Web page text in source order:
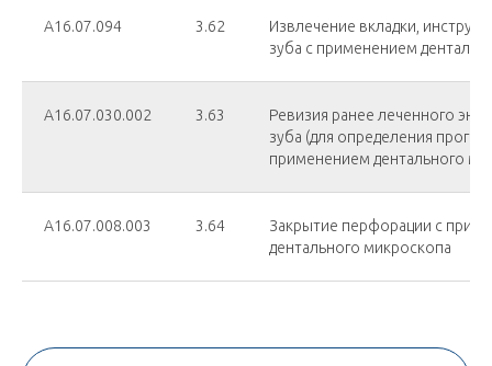
А16.07.094 3.62
Извлечение вкладки,
зуба с применением
А16.07.030.002 3.63
Ревизия ранее леченного
зуба (для определения
применением дентального
А16.07.008.003 3.64
Закрытие перфорации с
дентального микроскопа